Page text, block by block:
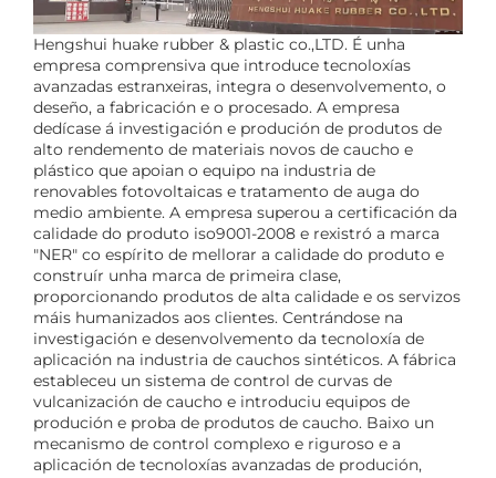
Hengshui huake rubber & plastic co.,LTD. É unha
empresa comprensiva que introduce tecnoloxías
avanzadas estranxeiras, integra o desenvolvemento, o
deseño, a fabricación e o procesado. A empresa
dedícase á investigación e produción de produtos de
alto rendemento de materiais novos de caucho e
plástico que apoian o equipo na industria de
renovables fotovoltaicas e tratamento de auga do
medio ambiente. A empresa superou a certificación da
calidade do produto iso9001-2008 e rexistró a marca
"NER" co espírito de mellorar a calidade do produto e
construír unha marca de primeira clase,
proporcionando produtos de alta calidade e os servizos
máis humanizados aos clientes. Centrándose na
investigación e desenvolvemento da tecnoloxía de
aplicación na industria de cauchos sintéticos. A fábrica
estableceu un sistema de control de curvas de
vulcanización de caucho e introduciu equipos de
produción e proba de produtos de caucho. Baixo un
mecanismo de control complexo e riguroso e a
aplicación de tecnoloxías avanzadas de produción,